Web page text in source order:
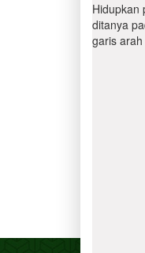
Hidupkan
ditanya
garis